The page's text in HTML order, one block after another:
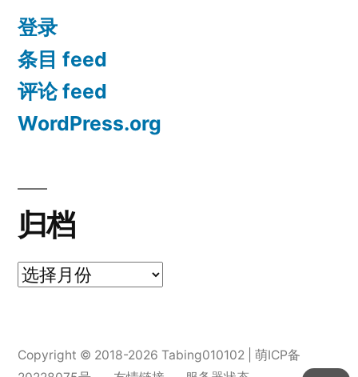
登录
条目 feed
评论 feed
WordPress.org
归档
归
Copyright © 2018-2026 Tabing010102 | 萌ICP备